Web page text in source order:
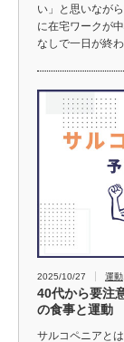
い」と思いなが
に在宅ワークが
なしで一日が終
2025/10/27 運動
40代から要注
の食事と運動
サルコペニアと